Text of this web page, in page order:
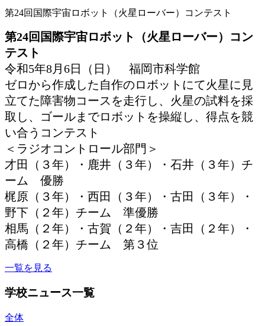
第24回国際宇宙ロボット（火星ローバー）コンテスト
第24回国際宇宙ロボット（火星ローバー）コン
テスト
令和5年8月6日（日） 福岡市科学館
ゼロから作成した自作のロボットにて火星に見
立てた障害物コースを走行し、火星の試料を採
取し、ゴールまでロボットを操縦し、得点を競
い合うコンテスト
＜ラジオコントロール部門＞
才田（３年）・鹿井（３年）・石井（３年）チ
ーム 優勝
梶原（３年）・西田（３年）・古田（３年）・
野下（２年）チーム 準優勝
相馬（２年）・古賀（２年）・吉田（２年）・
高橋（２年）チーム 第３位
一覧を見る
学校ニュース一覧
全体